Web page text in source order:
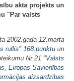
akta projekts un
"Par valsts
2002.gada 12.marta
rullis" 168.punktu un
Nr.21 "Valsts
Eiropas Savienības
aizsardzības